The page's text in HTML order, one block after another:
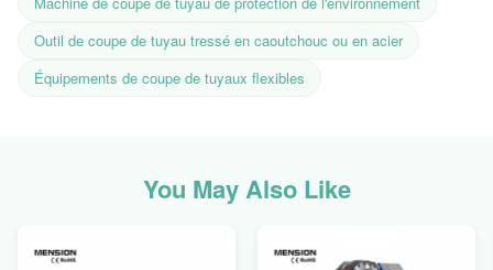
Outil de coupe de tuyau tressé en caoutchouc ou en acier
Équipements de coupe de tuyaux flexibles
You May Also Like